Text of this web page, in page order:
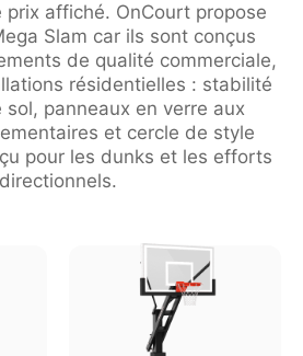
prix affiché. OnCourt propose
Slam car ils sont conçus
de qualité commerciale,
résidentielles : stabilité
sol, panneaux en verre aux
et cercle de style
pour les dunks et les efforts
directionnels.